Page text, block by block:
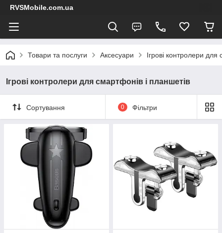
RVSMobile.com.ua
Товари та послуги Аксесуари Ігрові контролери для
Ігрові контролери для смартфонів і планшетів
Сортування 0 Фільтри